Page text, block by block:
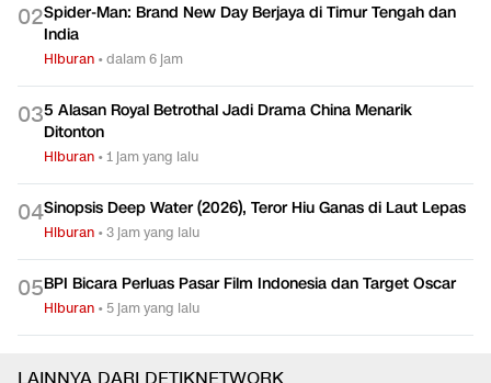
02Spider-Man: Brand New Day Berjaya di Timur Tengah dan
India
Hiburan •dalam 6 jam
035 Alasan Royal Betrothal Jadi Drama China Menarik
Ditonton
Hiburan •1 jam yang lalu
04Sinopsis Deep Water (2026), Teror Hiu Ganas di Laut Lepas
Hiburan •3 jam yang lalu
05BPI Bicara Perluas Pasar Film Indonesia dan Target Oscar
Hiburan • 5 jam yang lalu